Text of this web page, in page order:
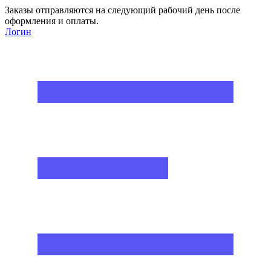
Заказы отправляются на следующий рабочий день после
оформления и оплаты.
Логин